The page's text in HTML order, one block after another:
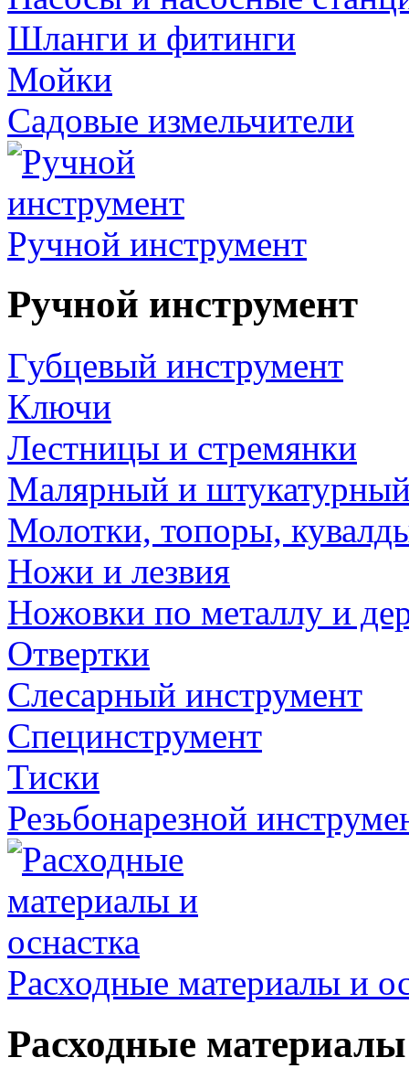
Шланги и фитинги
Мойки
Садовые измельчители
Ручной инструмент
Ручной инструмент
Губцевый инструмент
Ключи
Лестницы и стремянки
Малярный и
Молотки, топоры,
Ножи и лезвия
Ножовки по металлу и
Отвертки
Слесарный инструмент
Специнструмент
Тиски
Резьбонарезной
Расходные материалы и
Расходные